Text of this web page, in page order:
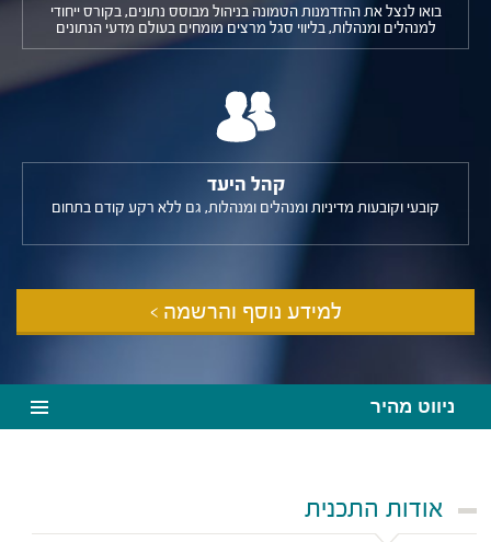
בואו לנצל את ההזדמנות הטמונה בניהול מבוסס נתונים, בקורס ייחודי
למנהלים ומנהלות, בליווי סגל מרצים מומחים בעולם מדעי הנתונים
קהל היעד
קובעי וקובעות מדיניות ומנהלים ומנהלות, גם ללא רקע קודם בתחום
למידע נוסף והרשמה >
ניווט מהיר
אודות התכנית